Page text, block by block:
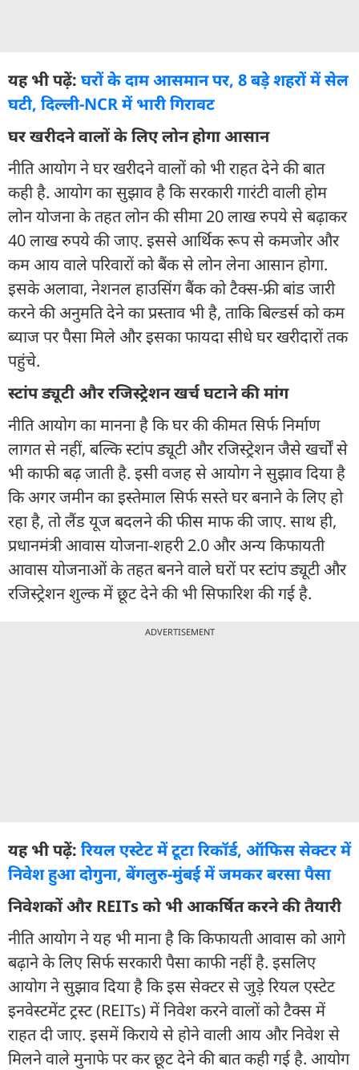
यह भी पढ़ें: घरों के दाम आसमान पर, 8 बड़े शहरों में सेल
घटी, दिल्ली-NCR में भारी गिरावट
घर खरीदने वालों के लिए लोन होगा आसान
नीति आयोग ने घर खरीदने वालों को भी राहत देने की बात
कही है. आयोग का सुझाव है कि सरकारी गारंटी वाली होम
लोन योजना के तहत लोन की सीमा 20 लाख रुपये से बढ़ाकर
40 लाख रुपये की जाए. इससे आर्थिक रूप से कमजोर और
कम आय वाले परिवारों को बैंक से लोन लेना आसान होगा.
इसके अलावा, नेशनल हाउसिंग बैंक को टैक्स-फ्री बांड जारी
करने की अनुमति देने का प्रस्ताव भी है, ताकि बिल्डर्स को कम
ब्याज पर पैसा मिले और इसका फायदा सीधे घर खरीदारों तक
पहुंचे.
स्टांप ड्यूटी और रजिस्ट्रेशन खर्च घटाने की मांग
नीति आयोग का मानना है कि घर की कीमत सिर्फ निर्माण
लागत से नहीं, बल्कि स्टांप ड्यूटी और रजिस्ट्रेशन जैसे खर्चों से
भी काफी बढ़ जाती है. इसी वजह से आयोग ने सुझाव दिया है
कि अगर जमीन का इस्तेमाल सिर्फ सस्ते घर बनाने के लिए हो
रहा है, तो लैंड यूज बदलने की फीस माफ की जाए. साथ ही,
प्रधानमंत्री आवास योजना-शहरी 2.0 और अन्य किफायती
आवास योजनाओं के तहत बनने वाले घरों पर स्टांप ड्यूटी और
रजिस्ट्रेशन शुल्क में छूट देने की भी सिफारिश की गई है.
ADVERTISEMENT
यह भी पढ़ें: रियल एस्टेट में टूटा रिकॉर्ड, ऑफिस सेक्टर में
निवेश हुआ दोगुना, बेंगलुरु-मुंबई में जमकर बरसा पैसा
निवेशकों और REITs को भी आकर्षित करने की तैयारी
नीति आयोग ने यह भी माना है कि किफायती आवास को आगे
बढ़ाने के लिए सिर्फ सरकारी पैसा काफी नहीं है. इसलिए
आयोग ने सुझाव दिया है कि इस सेक्टर से जुड़े रियल एस्टेट
इनवेस्टमेंट ट्रस्ट (REITs) में निवेश करने वालों को टैक्स में
राहत दी जाए. इसमें किराये से होने वाली आय और निवेश से
मिलने वाले मुनाफे पर कर छूट देने की बात कही गई है. आयोग